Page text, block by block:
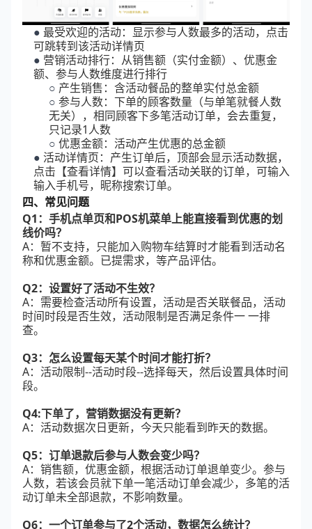
● 最受欢迎的活动：显示参与人数最多的活动，点击
可跳转到该活动详情页
● 营销活动排行：从销售额（实付金额）、优惠金
额、参与人数维度进行排行
○ 产生销售：含活动餐品的整单实付总金额
○ 参与人数：下单的顾客数量（与单笔就餐人数
无关），相同顾客下多笔活动订单，会去重复，
只记录1人数
○ 优惠金额：活动产生优惠的总金额
● 活动详情页：产生订单后，顶部会显示活动数据，
点击【查看详情】可以查看活动关联的订单，可输入
输入手机号，昵称搜索订单。
四、常见问题
Q1：手机点单页和POS机菜单上能直接看到优惠的划
线价吗？
A：暂不支持，只能加入购物车结算时才能看到活动名
称和优惠金额。已提需求，等产品评估。
Q2：设置好了活动不生效？
A：需要检查活动所有设置，活动是否关联餐品，活动
时间时段是否生效，活动限制是否满足条件一 一排
查。
Q3：怎么设置每天某个时间才能打折？
A：活动限制--活动时段--选择每天，然后设置具体时间
段。
Q4:下单了，营销数据没有更新？
A：活动数据次日更新，今天只能看到昨天的数据。
Q5：订单退款后参与人数会变少吗？
A：销售额，优惠金额，根据活动订单退单变少。参与
人数，若该会员就下单一笔活动订单会减少，多笔的活
动订单未全部退款，不影响数量。
Q6：一个订单参与了2个活动，数据怎么统计？